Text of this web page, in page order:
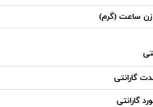
ساعت (گرم)
گارانتی
گارانتی